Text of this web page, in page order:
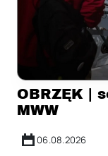
OBRZĘK |
MWW
06.08.2026